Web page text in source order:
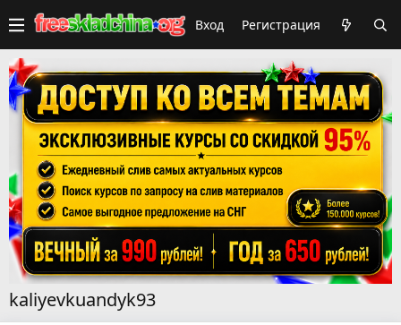
Вход Регистрация
kaliyevkuandyk93